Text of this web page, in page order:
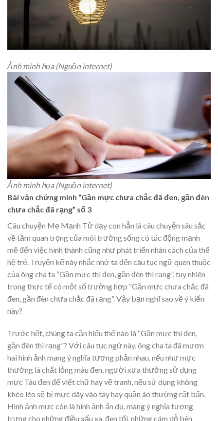
Ảnh minh họa (Nguồn internet)
Ảnh minh họa (Nguồn internet)
Bài văn chứng minh “Gần mực chưa chắc đã đen, gần đèn
chưa chắc đã rạng” số 3
Câu chuyện Mẹ Mạnh Tử dạy con hẳn là câu chuyện sâu sắc
về tầm quan trọng của môi trường sống có tác động mạnh
mẽ đến việc hình thành cũng như phát triển nhân cách của thế
hệ trẻ. Truyện kể này nhắc nhớ ta đến câu tục ngữ quen thuộc
của ông cha ta “Gần mực thì đen, gần đèn thì rạng”, tuy nhiên
trong thực tế có một số trường hợp “Gần mực chưa chắc đã
đen, gần đèn chưa chắc đã rạng”. Vậy bạn nghĩ sao về ý kiến
này?
Trước hết, chúng ta cần hiểu thế nào là “Gần mực thì đen,
gần đèn thì rạng”? Với câu tục ngữ này, ông cha ta đã mượn
hai hình ảnh mang ý nghĩa tương phản nhau, nếu như mực
thường là chất lỏng màu đen, người xưa thường sử dụng
mực Tàu đen để viết chữ hay vẽ tranh, nếu sử dụng không
khéo léo sẽ bị mực dây vào tay hay quần áo thường rất bẩn.
Hình ảnh mực còn là hình ảnh ẩn dụ, mang ý nghĩa tượng
trưng cho những điều xấu xa, đen tối, những cám dỗ bên